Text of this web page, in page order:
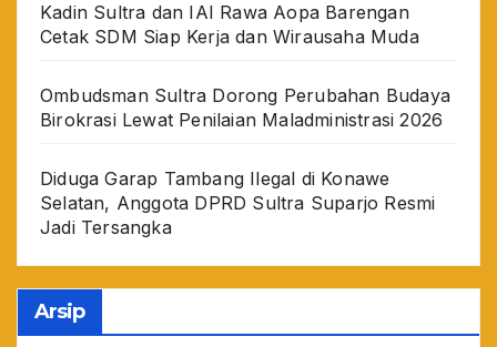
Kadin Sultra dan IAI Rawa Aopa Barengan
Cetak SDM Siap Kerja dan Wirausaha Muda
Ombudsman Sultra Dorong Perubahan Budaya
Birokrasi Lewat Penilaian Maladministrasi 2026
Diduga Garap Tambang Ilegal di Konawe
Selatan, Anggota DPRD Sultra Suparjo Resmi
Jadi Tersangka
Arsip